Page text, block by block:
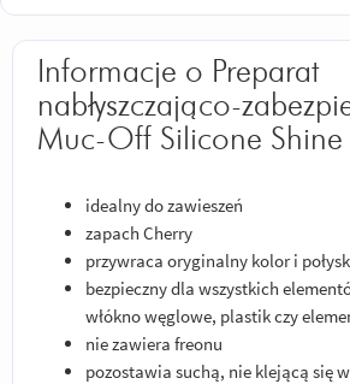
Informacje o Preparat
nabłyszczająco-
Muc-Off Silicone Shine
idealny do zawieszeń
zapach Cherry
przywraca oryginalny kolor i połysk
bezpieczny dla wszystkich
włókno węglowe, plastik czy
nie zawiera freonu
pozostawia suchą, nie klejącą się